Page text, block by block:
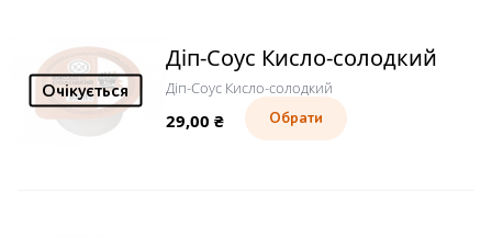
Очікується
Діп-Соус Кисло-солодкий
Діп-Соус Кисло-солодкий
29,00 ₴ Обрати